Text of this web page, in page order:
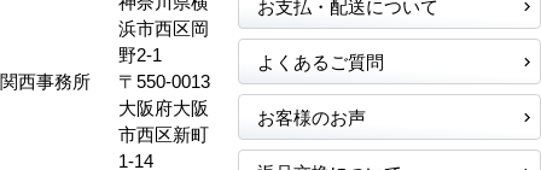
浜市西区岡
野2-1
関西事務所
〒550-0013
大阪府大阪
市西区新町
1-14
お支払・配送について
よくあるご質問
お客様のお声